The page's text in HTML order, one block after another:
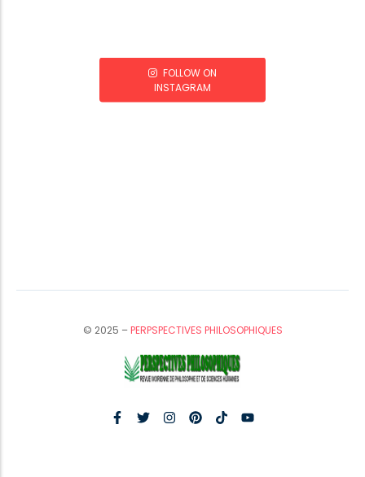
FOLLOW ON
INSTAGRAM
© 2025 –PERPSPECTIVES PHILOSOPHIQUES